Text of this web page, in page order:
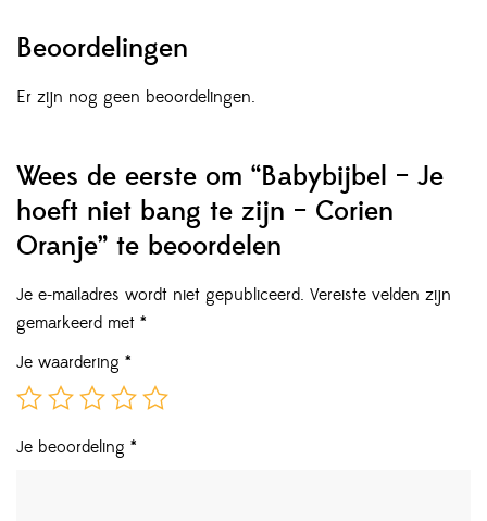
Beoordelingen
Er zijn nog geen beoordelingen.
Wees de eerste om “Babybijbel – Je
hoeft niet bang te zijn – Corien
Oranje” te beoordelen
Je e-mailadres wordt niet gepubliceerd. Vereiste velden zijn
gemarkeerd met *
Je waardering *
Je beoordeling *